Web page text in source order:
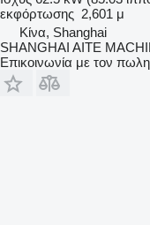
εκφόρτωσης 2,601 μ
Κίνα, Shanghai
SHANGHAI AITE
Επικοινωνία με τον